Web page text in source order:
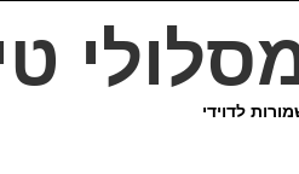
לדוידי